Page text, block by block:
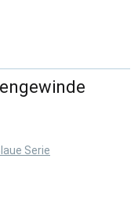
Serie